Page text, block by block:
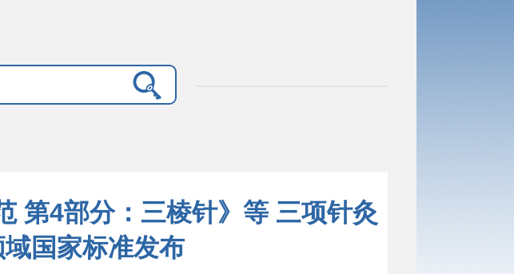
第4部分：三棱针》等 三项针灸
域国家标准发布